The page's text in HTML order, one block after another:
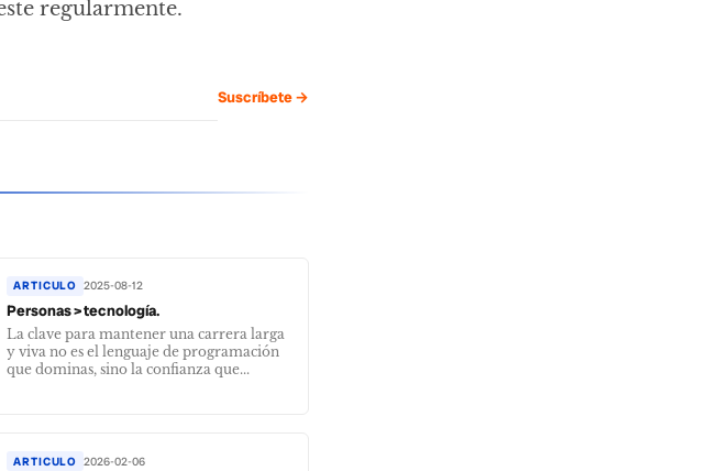
regularmente.
Suscríbete →
ARTICULO 2025-08-12
Personas > tecnología.
La clave para mantener una carrera larga
y viva no es el lenguaje de programación
que dominas, sino la confianza que...
ARTICULO 2026-02-06